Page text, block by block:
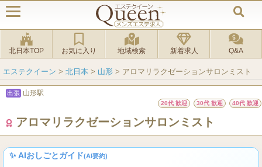
北日本TOP お気に入り 地域検索 新着求人 Q&A
エステクイーン > 北日本 > 山形 > アロマリラクゼーションサロンミスト
出張 山形駅
20代 歓迎 30代 歓迎 40代 歓迎
アロマリラクゼーションサロンミスト
✨ AIおしごとガイド(AI要約)